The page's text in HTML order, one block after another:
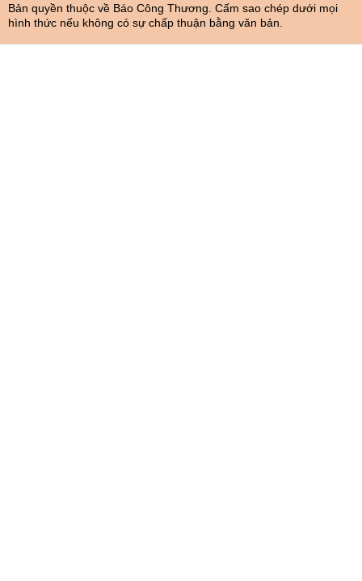
Bản quyền thuộc về Báo Công Thương. Cấm sao chép dưới mọi
hình thức nếu không có sự chấp thuận bằng văn bản.